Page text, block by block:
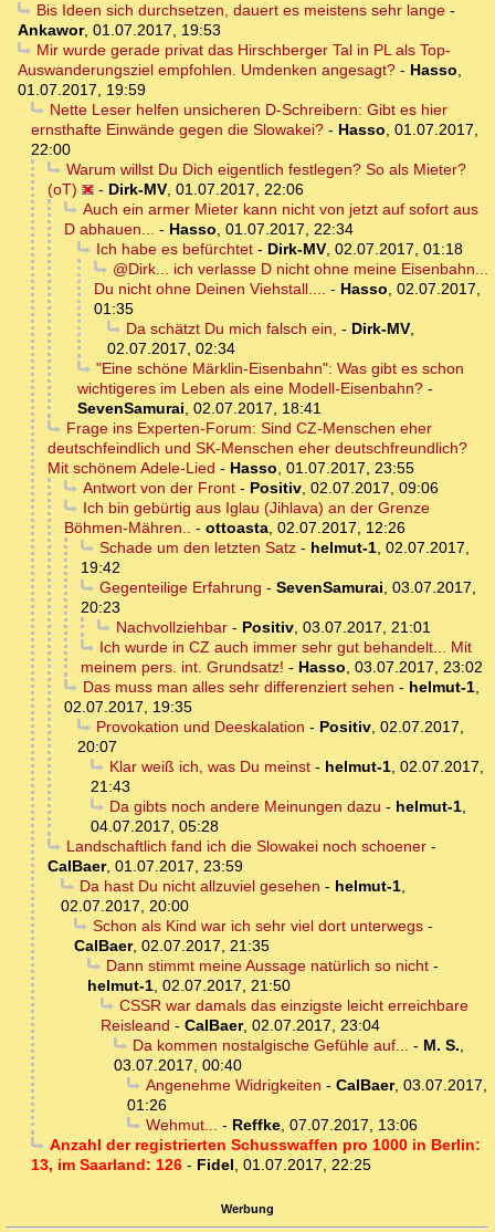
Bis Ideen sich durchsetzen, dauert es meistens sehr lange-
Ankawor, 01.07.2017, 19:53
Mir wurde gerade privat das Hirschberger Tal in PL als Top-
Auswanderungsziel empfohlen. Umdenken angesagt? - Hasso,
01.07.2017, 19:59
Nette Leser helfen unsicheren D-Schreibern: Gibt es hier
ernsthafte Einwände gegen die Slowakei? - Hasso, 01.07.2017,
22:00
Warum willst Du Dich eigentlich festlegen? So als Mieter?
(oT)
- Dirk-MV, 01.07.2017, 22:06
Auch ein armer Mieter kann nicht von jetzt auf sofort aus
D abhauen... - Hasso, 01.07.2017, 22:34
Ich habe es befürchtet- Dirk-MV, 02.07.2017, 01:18
@Dirk... ich verlasse D nicht ohne meine Eisenbahn...
Du nicht ohne Deinen Viehstall.... - Hasso, 02.07.2017,
01:35
Da schätzt Du mich falsch ein, - Dirk-MV,
02.07.2017, 02:34
"Eine schöne Märklin-Eisenbahn": Was gibt es schon
wichtigeres im Leben als eine Modell-Eisenbahn? -
SevenSamurai, 02.07.2017, 18:41
Frage ins Experten-Forum: Sind CZ-Menschen eher
deutschfeindlich und SK-Menschen eher deutschfreundlich?
Mit schönem Adele-Lied - Hasso, 01.07.2017, 23:55
Antwort von der Front- Positiv, 02.07.2017, 09:06
Ich bin gebürtig aus Iglau (Jihlava) an der Grenze
Böhmen-Mähren.. - ottoasta, 02.07.2017, 12:26
Schade um den letzten Satz- helmut-1, 02.07.2017,
19:42
Gegenteilige Erfahrung - SevenSamurai, 03.07.2017,
20:23
Nachvollziehbar- Positiv, 03.07.2017, 21:01
Ich wurde in CZ auch immer sehr gut behandelt... Mit
meinem pers. int. Grundsatz! - Hasso, 03.07.2017, 23:02
Das muss man alles sehr differenziert sehen - helmut-1,
02.07.2017, 19:35
Provokation und Deeskalation - Positiv, 02.07.2017,
20:07
Klar weiß ich, was Du meinst- helmut-1, 02.07.2017,
21:43
Da gibts noch andere Meinungen dazu - helmut-1,
04.07.2017, 05:28
Landschaftlich fand ich die Slowakei noch schoener-
CalBaer, 01.07.2017, 23:59
Da hast Du nicht allzuviel gesehen - helmut-1,
02.07.2017, 20:00
Schon als Kind war ich sehr viel dort unterwegs-
CalBaer, 02.07.2017, 21:35
Dann stimmt meine Aussage natürlich so nicht-
helmut-1, 02.07.2017, 21:50
CSSR war damals das einzigste leicht erreichbare
Reisleand - CalBaer, 02.07.2017, 23:04
Da kommen nostalgische Gefühle auf... - M. S.,
03.07.2017, 00:40
Angenehme Widrigkeiten - CalBaer, 03.07.2017,
01:26
Wehmut... - Reffke, 07.07.2017, 13:06
Anzahl der registrierten Schusswaffen pro 1000 in Berlin:
13, im Saarland: 126 - Fidel, 01.07.2017, 22:25
Werbung